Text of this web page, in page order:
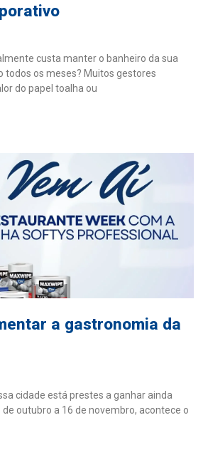
custa manter o banheiro da sua
todos os meses? Muitos gestores
do papel toalha ou
a gastronomia da
cidade está prestes a ganhar ainda
outubro a 16 de novembro, acontece o